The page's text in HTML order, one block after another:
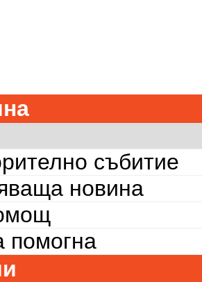
събитие
новина
помогна